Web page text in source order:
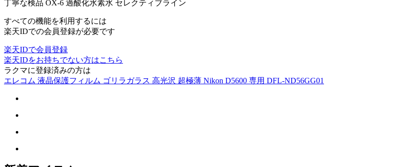
丁寧な検品 OX-6 過酸化水素水 セレクティブライン
すべての機能を利用するには
楽天IDでの会員登録が必要です
楽天IDで会員登録
楽天IDをお持ちでない方はこちら
ラクマに登録済みの方は
エレコム 液晶保護フィルム ゴリラガラス 高光沢 超極薄 Nikon D5600 専用 DFL-ND56GG01